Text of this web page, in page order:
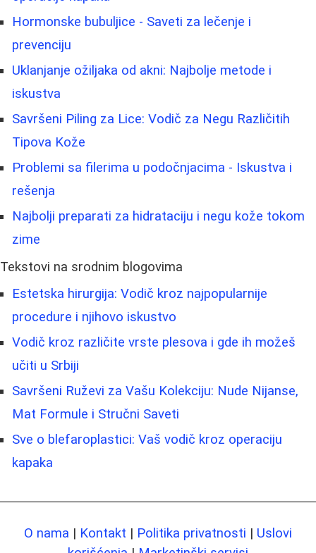
Hormonske bubuljice - Saveti za lečenje i
prevenciju
Uklanjanje ožiljaka od akni: Najbolje metode i
iskustva
Savršeni Piling za Lice: Vodič za Negu Različitih
Tipova Kože
Problemi sa filerima u podočnjacima - Iskustva i
rešenja
Najbolji preparati za hidrataciju i negu kože tokom
zime
Tekstovi na srodnim blogovima
Estetska hirurgija: Vodič kroz najpopularnije
procedure i njihovo iskustvo
Vodič kroz različite vrste plesova i gde ih možeš
učiti u Srbiji
Savršeni Ruževi za Vašu Kolekciju: Nude Nijanse,
Mat Formule i Stručni Saveti
Sve o blefaroplastici: Vaš vodič kroz operaciju
kapaka
O nama | Kontakt | Politika privatnosti | Uslovi